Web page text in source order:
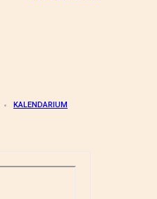
KALENDARIUM